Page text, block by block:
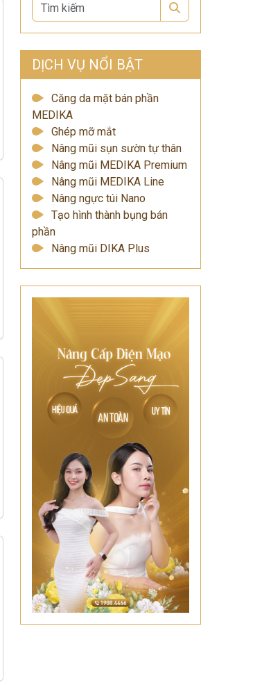
DỊCH VỤ NỔI BẬT
Căng da mặt bán phần
MEDIKA
Ghép mỡ mắt
Nâng mũi sụn sườn tự thân
Nâng mũi MEDIKA Premium
Nâng mũi MEDIKA Line
Nâng ngực túi Nano
Tạo hình thành bụng bán
phần
Nâng mũi DIKA Plus